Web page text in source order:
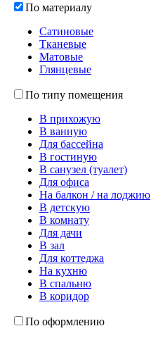
По материалу
Сатиновые
Тканевые
Матовые
Глянцевые
По типу помещения
В прихожую
В ванную
Для бассейна
В гостиную
В санузел (туалет)
Для офиса
На балкон / на лоджию
В детскую
В комнату
Для дачи
В зал
Для коттеджа
На кухню
В спальню
В коридор
По оформлению